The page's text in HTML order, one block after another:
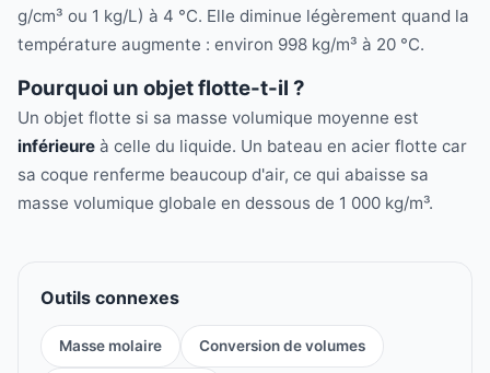
g/cm³ ou 1 kg/L) à 4 °C. Elle diminue légèrement quand la
température augmente : environ 998 kg/m³ à 20 °C.
Pourquoi un objet flotte-t-il ?
Un objet flotte si sa masse volumique moyenne est
inférieure à celle du liquide. Un bateau en acier flotte car
sa coque renferme beaucoup d'air, ce qui abaisse sa
masse volumique globale en dessous de 1 000 kg/m³.
Outils connexes
Masse molaire Conversion de volumes